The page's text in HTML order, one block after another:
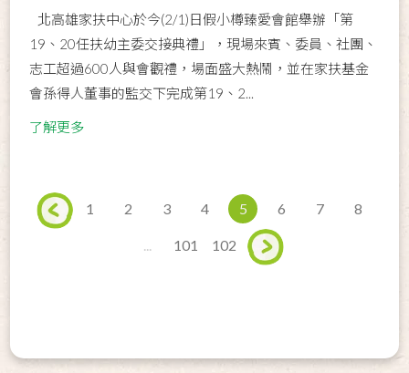
北高雄家扶中心於今(2/1)日假小樽臻愛會館舉辦「第
19、20任扶幼主委交接典禮」，現場來賓、委員、社團、
志工超過600人與會觀禮，場面盛大熱鬧，並在家扶基金
會孫得人董事的監交下完成第19、2...
了解更多
1 2 3 4 5 6 7 8
101 102